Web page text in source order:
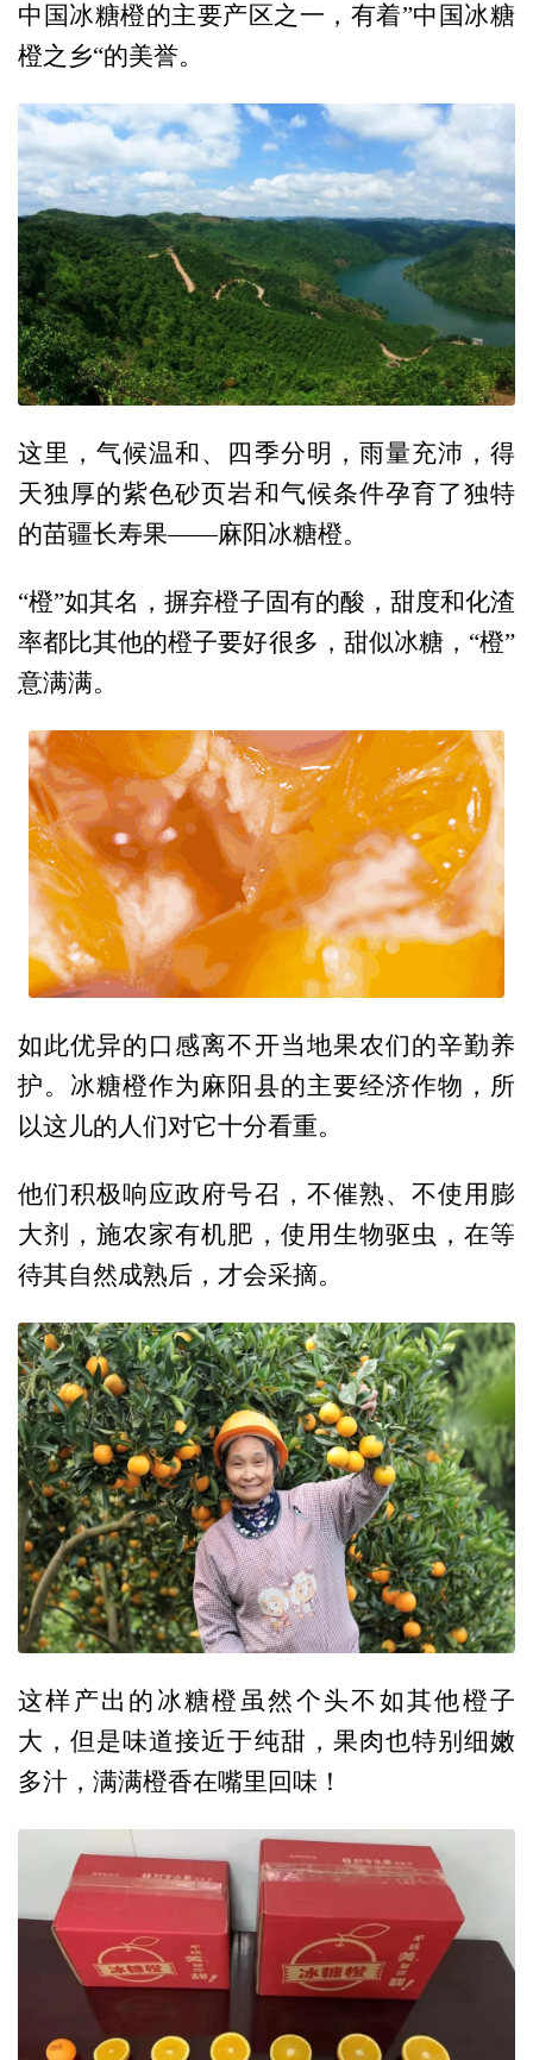
中国冰糖橙的主要产区之一，有着”中国冰糖
橙之乡“的美誉。
这里，气候温和、四季分明，雨量充沛，得
天独厚的紫色砂页岩和气候条件孕育了独特
的苗疆长寿果——麻阳冰糖橙。
“橙”如其名，摒弃橙子固有的酸，甜度和化渣
率都比其他的橙子要好很多，甜似冰糖，“橙”
意满满。
如此优异的口感离不开当地果农们的辛勤养
护。冰糖橙作为麻阳县的主要经济作物，所
以这儿的人们对它十分看重。
他们积极响应政府号召，不催熟、不使用膨
大剂，施农家有机肥，使用生物驱虫，在等
待其自然成熟后，才会采摘。
这样产出的冰糖橙虽然个头不如其他橙子
大，但是味道接近于纯甜，果肉也特别细嫩
多汁，满满橙香在嘴里回味！